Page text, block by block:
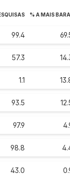
% A MAIS
99.4
57.3
1.1
93.5
97.9
98.8
43.0